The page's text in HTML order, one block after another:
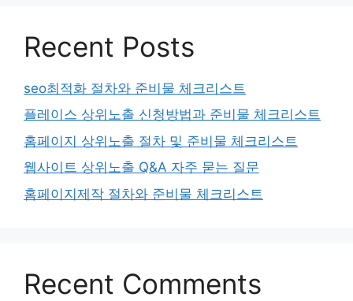
Recent Posts
seo최적화 절차와 준비물 체크리스트
플레이스 상위노출 신청방법과 준비물 체크리스트
홈페이지 상위노출 절차 및 준비물 체크리스트
웹사이트 상위노출 Q&A 자주 묻는 질문
홈페이지제작 절차와 준비물 체크리스트
Recent Comments